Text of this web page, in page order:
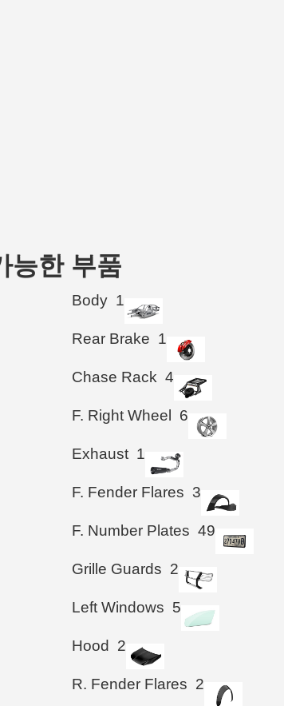
능한 부품
Body 1
Rear Brake 1
Chase Rack 4
F. Right Wheel 6
Exhaust 1
F. Fender Flares 3
F. Number Plates 49
Grille Guards 2
Left Windows 5
Hood 2
R. Fender Flares 2